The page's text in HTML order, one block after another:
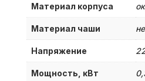
Материал корпуса
Материал чаши
Напряжение
Мощность, кВт